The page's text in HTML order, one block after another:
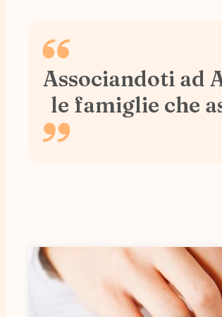
Associandoti ad
le famiglie che